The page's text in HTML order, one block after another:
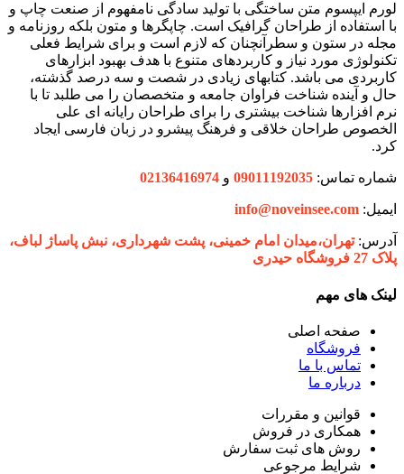
لورم ایپسوم متن ساختگی با تولید سادگی نامفهوم از صنعت چاپ و
با استفاده از طراحان گرافیک است. چاپگرها و متون بلکه روزنامه و
مجله در ستون و سطرآنچنان که لازم است و برای شرایط فعلی
تکنولوژی مورد نیاز و کاربردهای متنوع با هدف بهبود ابزارهای
کاربردی می باشد. کتابهای زیادی در شصت و سه درصد گذشته،
حال و آینده شناخت فراوان جامعه و متخصصان را می طلبد تا با
نرم افزارها شناخت بیشتری را برای طراحان رایانه ای علی
الخصوص طراحان خلاقی و فرهنگ پیشرو در زبان فارسی ایجاد
کرد.
شماره تماس: 09011192035 و 02136416974
ایمیل: info@noveinsee.com
آدرس:تهران،‌میدان امام خمینی، پشت شهرداری، نبش پاساژ لباف،
پلاک 27 فروشگاه حیدری
لینک های مهم
صفحه اصلی
فروشگاه
تماس با ما
درباره ما
قوانین و مقررات
همکاری در فروش
روش های ثبت سفارش
شرایط مرجوعی